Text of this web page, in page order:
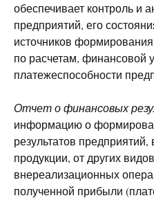
обеспечивает контроль и
предприятий, его
источников
по расчетам, финансовой
платежеспособности
Отчет о финансовых
информацию о
результатов
продукции, от других
внереализационных
полученной прибыли